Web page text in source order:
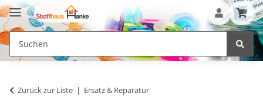
Zurück zur Liste Ersatz & Reparatur